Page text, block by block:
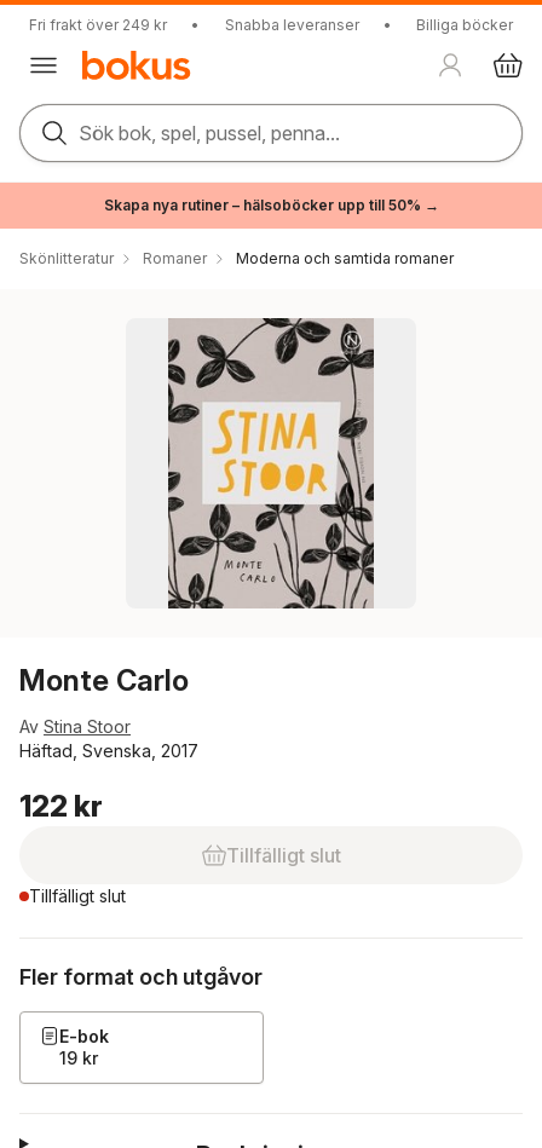
Fri frakt över 249 kr • Snabba leveranser • Billiga böcker
Sök bok, spel, pussel, penna...
Skapa nya rutiner – hälsoböcker upp till 50% →
Skönlitteratur Romaner Moderna och samtida romaner
Monte Carlo
Av Stina Stoor
Häftad, Svenska, 2017
122 kr
Tillfälligt slut
Tillfälligt slut
Fler format och utgåvor
E-bok
19 kr